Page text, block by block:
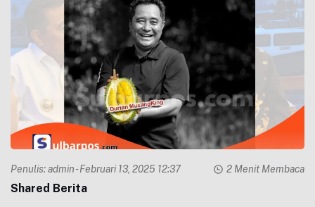
Penulis:admin- Februari 13, 2025 12:37 2 Menit Membaca
Shared Berita